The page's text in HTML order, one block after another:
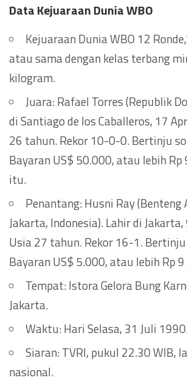
Data Kejuaraan Dunia WBO
Kejuaraan Dunia WBO 12
atau sama dengan kelas terbang
kilogram.
Juara: Rafael Torres (Republik
di Santiago de los Caballeros, 17
26 tahun. Rekor 10-0-0. Bertinju
Bayaran US$ 50.000, atau lebih
itu.
Penantang: Husni Ray (Benteng
Jakarta, Indonesia). Lahir di
Usia 27 tahun. Rekor 16-1.
Bayaran US$ 5.000, atau lebih Rp
Tempat: Istora Gelora Bung
Jakarta.
Waktu: Hari Selasa, 31 Juli
Siaran: TVRI, pukul 22.30 WIB,
nasional.